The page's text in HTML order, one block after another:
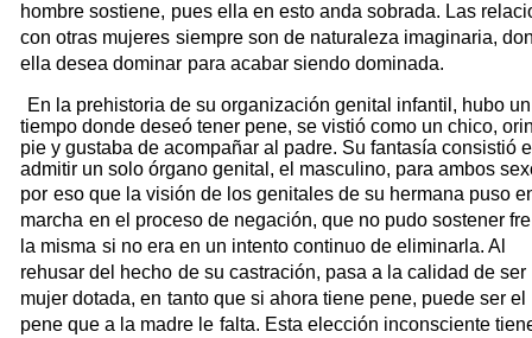
hombre sostiene, pues ella en esto anda sobrada. Las
con otras mujeres siempre son de naturaleza imaginaria,
ella desea dominar para acabar siendo dominada.
En la prehistoria de su organización genital infantil, hubo un
tiempo donde deseó tener pene, se vistió como un chico,
pie y gustaba de acompañar al padre. Su fantasía consistió
admitir un solo órgano genital, el masculino, para ambos
por eso que la visión de los genitales de su hermana puso
marcha en el proceso de negación, que no pudo sostener
la misma si no era en un intento continuo de eliminarla. Al
rehusar del hecho de su castración, pasa a la calidad de ser
mujer dotada, en tanto que si ahora tiene pene, puede ser el
pene que a la madre le falta. Esta elección inconsciente